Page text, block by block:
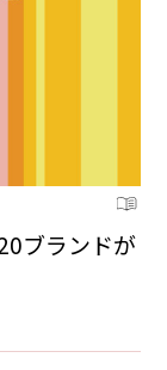
ブランドが